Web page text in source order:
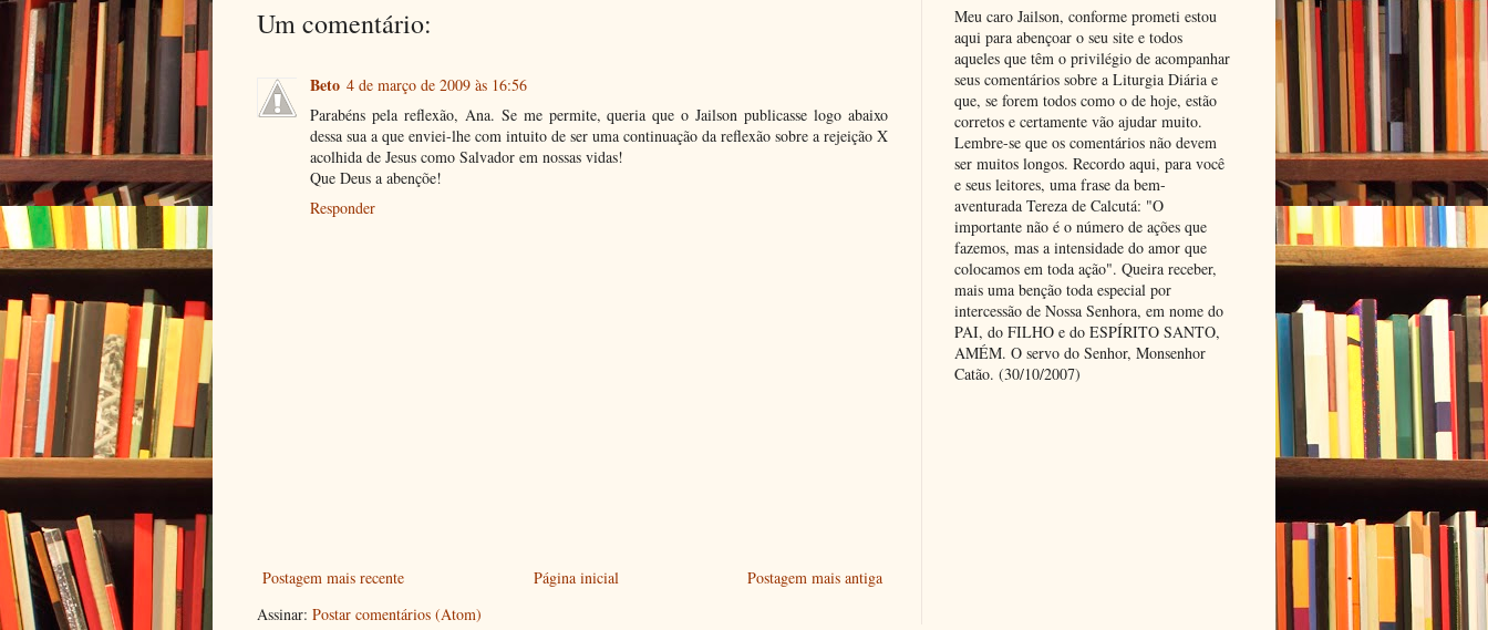
Um comentário:
Beto 4 de março de 2009 às 16:56
Parabéns pela reflexão, Ana. Se me permite, queria que o Jailson publicasse logo abaixo
dessa sua a que enviei-lhe com intuito de ser uma continuação da reflexão sobre a rejeição X
acolhida de Jesus como Salvador em nossas vidas!
Que Deus a abençõe!
Responder
Postagem mais recente Postagem mais antiga
Página inicial
Assinar: Postar comentários (Atom)
Meu caro Jailson, conforme prometi estou
aqui para abençoar o seu site e todos
aqueles que têm o privilégio de acompanhar
seus comentários sobre a Liturgia Diária e
que, se forem todos como o de hoje, estão
corretos e certamente vão ajudar muito.
Lembre-se que os comentários não devem
ser muitos longos. Recordo aqui, para você
e seus leitores, uma frase da bem-
aventurada Tereza de Calcutá: "O
importante não é o número de ações que
fazemos, mas a intensidade do amor que
colocamos em toda ação". Queira receber,
mais uma benção toda especial por
intercessão de Nossa Senhora, em nome do
PAI, do FILHO e do ESPÍRITO SANTO,
AMÉM. O servo do Senhor, Monsenhor
Catão. (30/10/2007)